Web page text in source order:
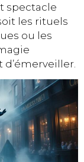
spectacle
les rituels
ou les